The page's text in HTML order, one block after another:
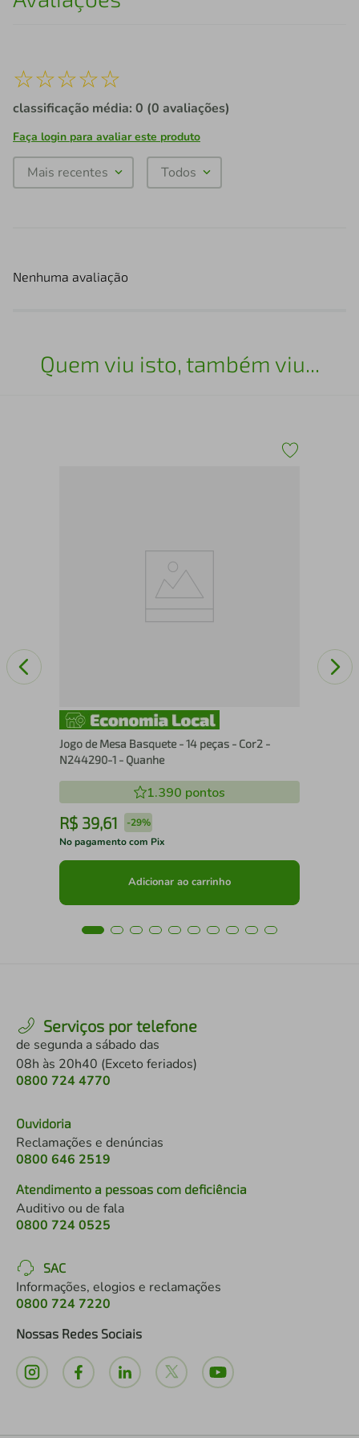
☆☆☆☆☆
classificação média: 0 (0 avaliações)
Faça login para avaliar este produto
Mais recentes Todos
Nenhuma avaliação
Quem viu isto, também viu...
Jogo de Mesa Basquete - 14 peças - Cor2 -
N244290-1 - Quanhe
1.390 pontos
R$ 39,61 -29%
No pagamento com Pix
Adicionar ao carrinho
Serviços por telefone
de segunda a sábado das
08h às 20h40 (Exceto feriados)
0800 724 4770
Ouvidoria
Reclamações e denúncias
0800 646 2519
Atendimento a pessoas com deficiência
Auditivo ou de fala
0800 724 0525
SAC
Informações, elogios e reclamações
0800 724 7220
Nossas Redes Sociais